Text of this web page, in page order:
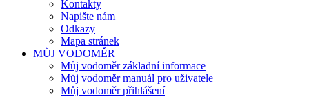
Kontakty
Napište nám
Odkazy
Mapa stránek
MŮJ VODOMĚR
Můj vodoměr základní informace
Můj vodoměr manuál pro uživatele
Můj vodoměr přihlášení